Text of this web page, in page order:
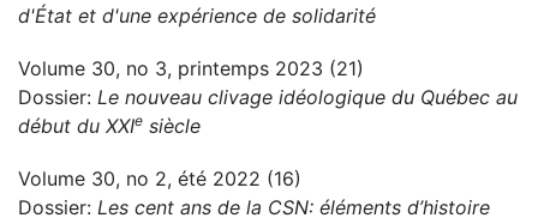
d'État et d'une expérience de solidarité
Volume 30, no 3, printemps 2023 (21)
Dossier: Le nouveau clivage idéologique du Québec au
début du XXIe siècle
Volume 30, no 2, été 2022 (16)
Dossier: Les cent ans de la CSN: éléments d’histoire